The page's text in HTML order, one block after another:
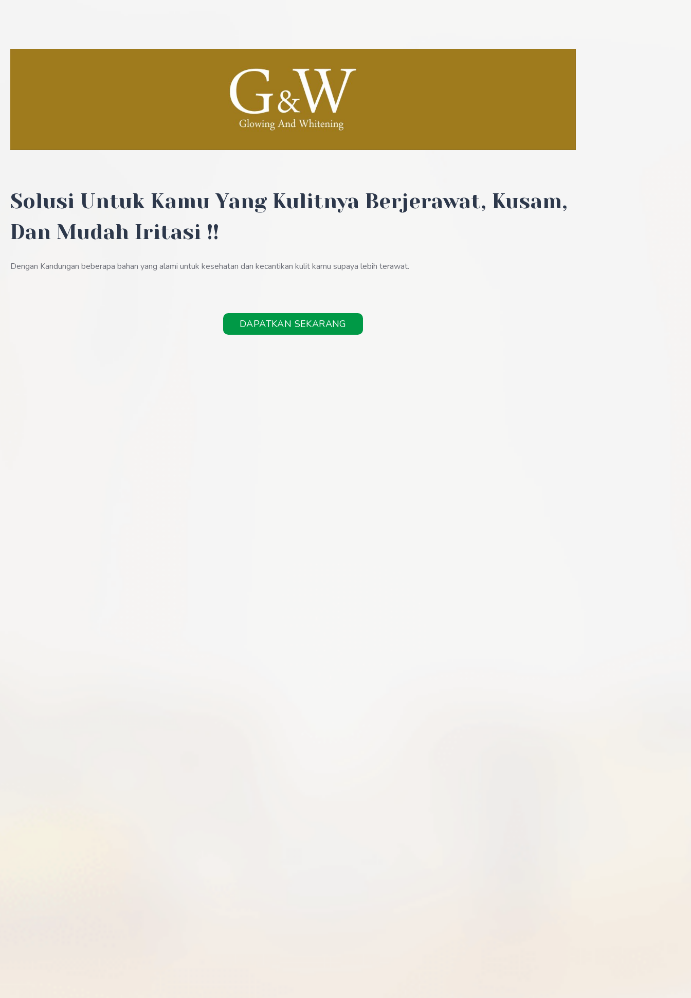
Solusi Untuk Kamu Yang Kulitnya Berjerawat, Kusam,
Dan Mudah Iritasi !!
Dengan Kandungan beberapa bahan yang alami untuk kesehatan dan kecantikan kulit kamu supaya lebih terawat.
DAPATKAN SEKARANG